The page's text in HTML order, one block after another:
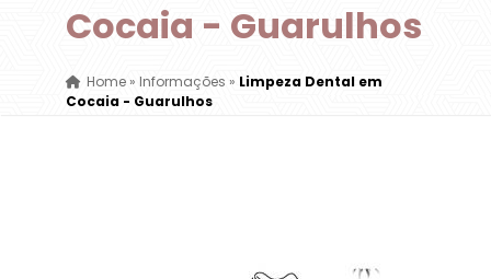
Cocaia - Guarulhos
Home» Informações » Limpeza Dental em
Cocaia - Guarulhos